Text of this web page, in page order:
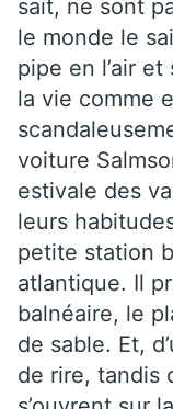
sait, ne sont
le monde le
pipe en l’air
la vie comme
voiture
estivale des
leurs
petite station
atlantique. Il
balnéaire, le
de sable. Et,
de rire, tandis